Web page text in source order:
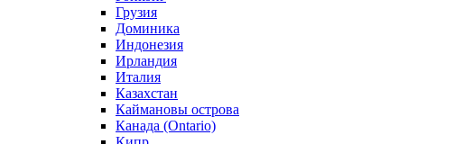
Грузия
Доминика
Индонезия
Ирландия
Италия
Казахстан
Каймановы острова
Канада (Ontario)